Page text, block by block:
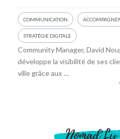
COMMUNICATION
STRATÉGIE DIGITALE
Community Manager, David
développe la visibilité de ses
ville grâce aux …